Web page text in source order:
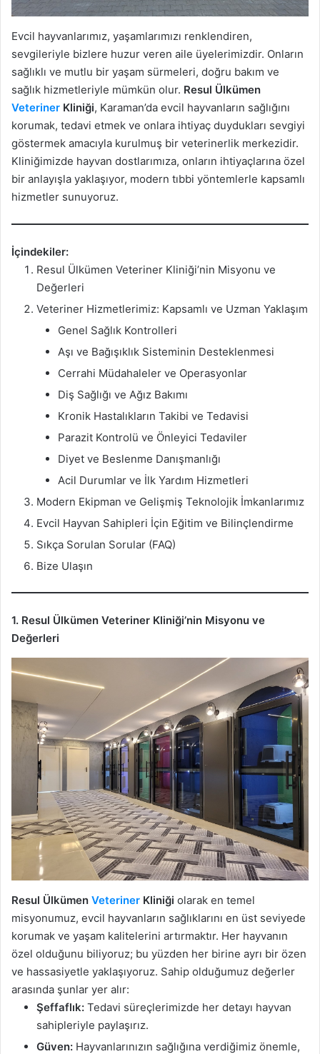
Evcil hayvanlarımız, yaşamlarımızı renklendiren,
sevgileriyle bizlere huzur veren aile üyelerimizdir. Onların
sağlıklı ve mutlu bir yaşam sürmeleri, doğru bakım ve
sağlık hizmetleriyle mümkün olur. Resul Ülkümen
Veteriner Kliniği, Karaman’da evcil hayvanların sağlığını
korumak, tedavi etmek ve onlara ihtiyaç duydukları sevgiyi
göstermek amacıyla kurulmuş bir veterinerlik merkezidir.
Kliniğimizde hayvan dostlarımıza, onların ihtiyaçlarına özel
bir anlayışla yaklaşıyor, modern tıbbi yöntemlerle kapsamlı
hizmetler sunuyoruz.
İçindekiler:
Resul Ülkümen Veteriner Kliniği’nin Misyonu ve
Değerleri
Veteriner Hizmetlerimiz: Kapsamlı ve Uzman Yaklaşım
Genel Sağlık Kontrolleri
Aşı ve Bağışıklık Sisteminin Desteklenmesi
Cerrahi Müdahaleler ve Operasyonlar
Diş Sağlığı ve Ağız Bakımı
Kronik Hastalıkların Takibi ve Tedavisi
Parazit Kontrolü ve Önleyici Tedaviler
Diyet ve Beslenme Danışmanlığı
Acil Durumlar ve İlk Yardım Hizmetleri
Modern Ekipman ve Gelişmiş Teknolojik İmkanlarımız
Evcil Hayvan Sahipleri İçin Eğitim ve Bilinçlendirme
Sıkça Sorulan Sorular (FAQ)
Bize Ulaşın
1. Resul Ülkümen Veteriner Kliniği’nin Misyonu ve
Değerleri
Resul Ülkümen Veteriner Kliniği olarak en temel
misyonumuz, evcil hayvanların sağlıklarını en üst seviyede
korumak ve yaşam kalitelerini artırmaktır. Her hayvanın
özel olduğunu biliyoruz; bu yüzden her birine ayrı bir özen
ve hassasiyetle yaklaşıyoruz. Sahip olduğumuz değerler
arasında şunlar yer alır:
Şeffaflık: Tedavi süreçlerimizde her detayı hayvan
sahipleriyle paylaşırız.
Güven: Hayvanlarınızın sağlığına verdiğimiz önemle,